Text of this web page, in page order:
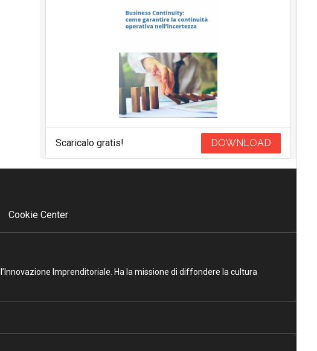
Scaricalo gratis! DOWNLOAD
Cookie Center
Imprenditoriale. Ha la missione di diffondere la cultura